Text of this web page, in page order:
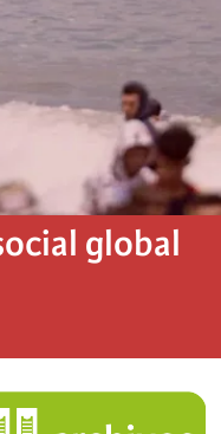
global